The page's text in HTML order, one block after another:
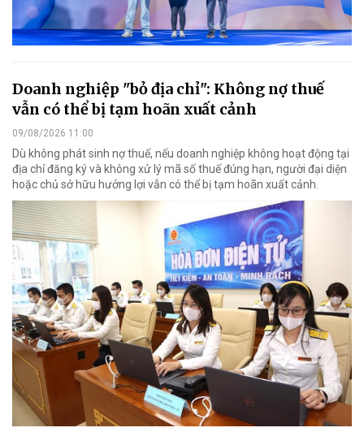
Doanh nghiệp "bỏ địa chỉ": Không nợ thuế
vẫn có thể bị tạm hoãn xuất cảnh
09/08/2026 11:00
Dù không phát sinh nợ thuế, nếu doanh nghiệp không hoạt động tại
địa chỉ đăng ký và không xử lý mã số thuế đúng hạn, người đại diện
hoặc chủ sở hữu hưởng lợi vẫn có thể bị tạm hoãn xuất cảnh.